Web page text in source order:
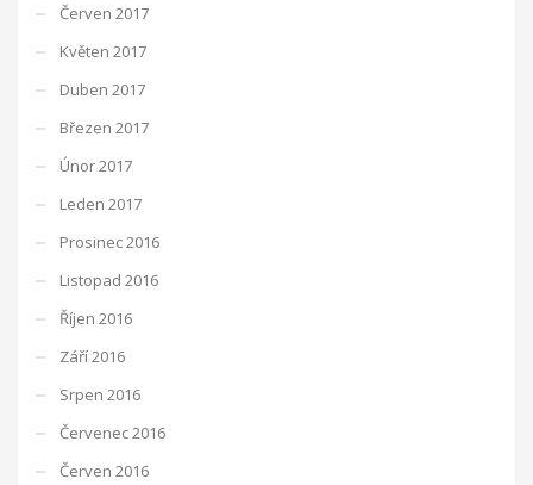
Červen 2017
Květen 2017
Duben 2017
Březen 2017
Únor 2017
Leden 2017
Prosinec 2016
Listopad 2016
Říjen 2016
Září 2016
Srpen 2016
Červenec 2016
Červen 2016